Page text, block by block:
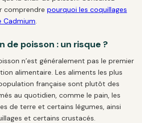
comprendre pourquoi les coquillages
Cadmium.
de poisson : un risque ?
n’est généralement pas le premier
alimentaire. Les aliments les plus
française sont plutôt des
au quotidien, comme le pain, les
de terre et certains légumes, ainsi
et certains crustacés.